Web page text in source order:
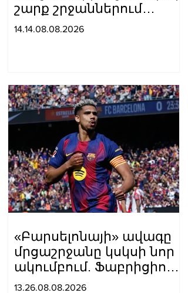
շարք շրջաններում
սպասվում է բարձր
14.14.08.08.2026
«Բարսելոնայի» ավագը
մրցաշրջանը կսկսի նոր
ակումբում. Ֆաբրիցիո
Ռոմանո
13.26.08.08.2026